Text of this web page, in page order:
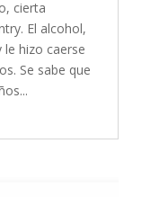
cierta
El alcohol,
hizo caerse
Se sabe que